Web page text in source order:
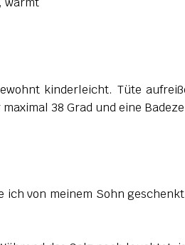
kinderleicht. Tüte
38 Grad und eine
ich von meinem Sohn